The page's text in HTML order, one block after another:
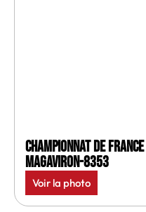
Championnat de
MagAviron-8353
Voir la photo